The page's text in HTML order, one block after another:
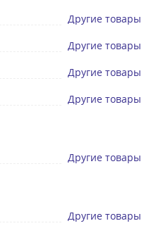
Другие товары
Другие товары
Другие товары
Другие товары
Другие товары
Другие товары